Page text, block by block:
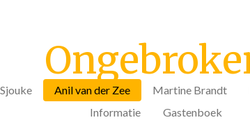
Anil van der Zee Martine Brandt
Informatie
Gastenboek